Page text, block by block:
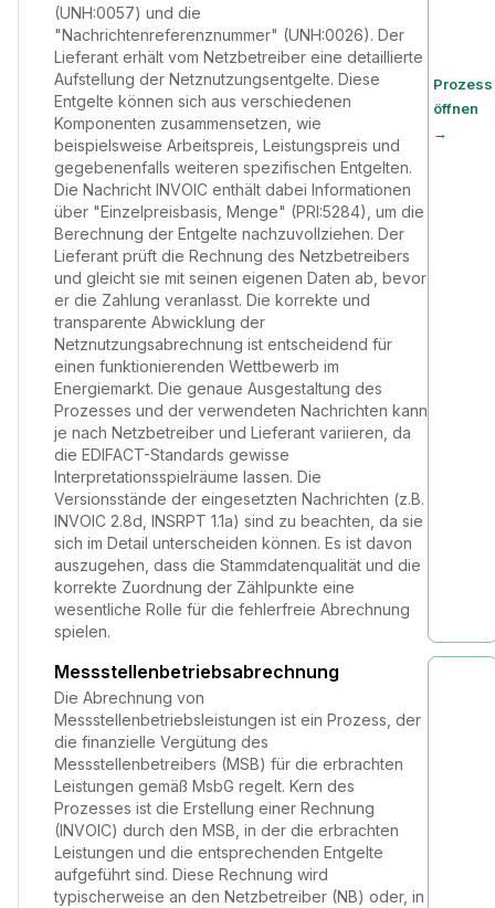
(UNH:0057) und die
"Nachrichtenreferenznummer" (UNH:0026). Der
Lieferant erhält vom Netzbetreiber eine detaillierte
Aufstellung der Netznutzungsentgelte. Diese
Entgelte können sich aus verschiedenen
Komponenten zusammensetzen, wie
beispielsweise Arbeitspreis, Leistungspreis und
gegebenenfalls weiteren spezifischen Entgelten.
Die Nachricht INVOIC enthält dabei Informationen
über "Einzelpreisbasis, Menge" (PRI:5284), um die
Berechnung der Entgelte nachzuvollziehen. Der
Lieferant prüft die Rechnung des Netzbetreibers
und gleicht sie mit seinen eigenen Daten ab, bevor
er die Zahlung veranlasst. Die korrekte und
transparente Abwicklung der
Netznutzungsabrechnung ist entscheidend für
einen funktionierenden Wettbewerb im
Energiemarkt. Die genaue Ausgestaltung des
Prozesses und der verwendeten Nachrichten kann
je nach Netzbetreiber und Lieferant variieren, da
die EDIFACT-Standards gewisse
Interpretationsspielräume lassen. Die
Versionsstände der eingesetzten Nachrichten (z.B.
INVOIC 2.8d, INSRPT 1.1a) sind zu beachten, da sie
sich im Detail unterscheiden können. Es ist davon
auszugehen, dass die Stammdatenqualität und die
korrekte Zuordnung der Zählpunkte eine
wesentliche Rolle für die fehlerfreie Abrechnung
spielen.
Prozess
öffnen
→
Messstellenbetriebsabrechnung
Die Abrechnung von
Messstellenbetriebsleistungen ist ein Prozess, der
die finanzielle Vergütung des
Messstellenbetreibers (MSB) für die erbrachten
Leistungen gemäß MsbG regelt. Kern des
Prozesses ist die Erstellung einer Rechnung
(INVOIC) durch den MSB, in der die erbrachten
Leistungen und die entsprechenden Entgelte
aufgeführt sind. Diese Rechnung wird
typischerweise an den Netzbetreiber (NB) oder, in